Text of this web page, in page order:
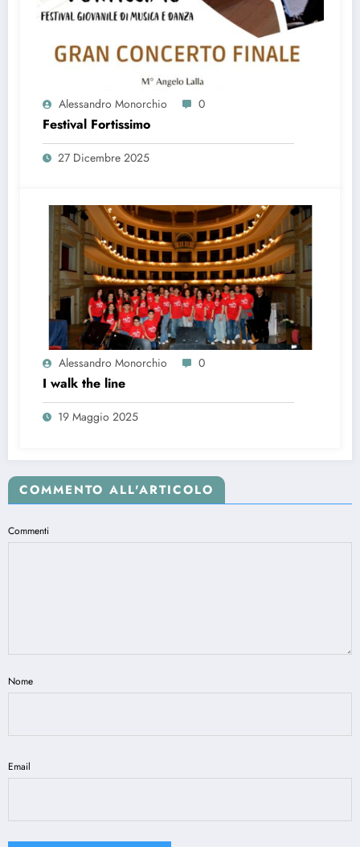
Alessandro Monorchio 0
Festival Fortissimo
27 Dicembre 2025
Alessandro Monorchio 0
I walk the line
19 Maggio 2025
COMMENTO ALL'ARTICOLO
Commenti
Nome
Email